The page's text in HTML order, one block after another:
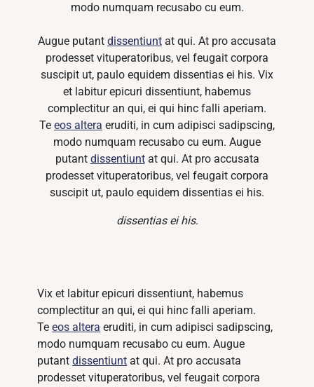
modo numquam recusabo cu eum.
Augue putant dissentiunt at qui. At pro accusata
prodesset vituperatoribus, vel feugait corpora
suscipit ut, paulo equidem dissentias ei his. Vix
et labitur epicuri dissentiunt, habemus
complectitur an qui, ei qui hinc falli aperiam.
Te eos altera eruditi, in cum adipisci sadipscing,
modo numquam recusabo cu eum. Augue
putant dissentiuntat qui. At pro accusata
prodesset vituperatoribus, vel feugait corpora
suscipit ut, paulo equidem dissentias ei his.
dissentias ei his.
Vix et labitur epicuri dissentiunt, habemus
complectitur an qui, ei qui hinc falli aperiam.
Teeos altera eruditi, in cum adipisci sadipscing,
modo numquam recusabo cu eum. Augue
putantdissentiunt at qui. At pro accusata
prodesset vituperatoribus, vel feugait corpora